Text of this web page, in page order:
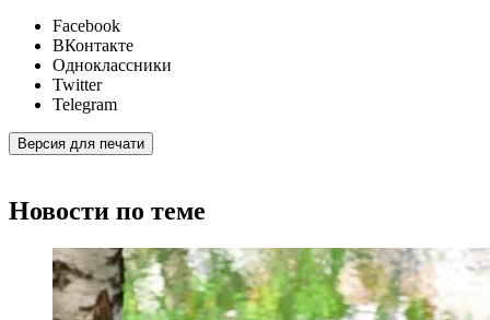
Facebook
ВКонтакте
Одноклассники
Twitter
Telegram
Версия для печати
Новости по теме